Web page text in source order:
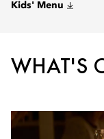
Kids' Menu
WHAT'S